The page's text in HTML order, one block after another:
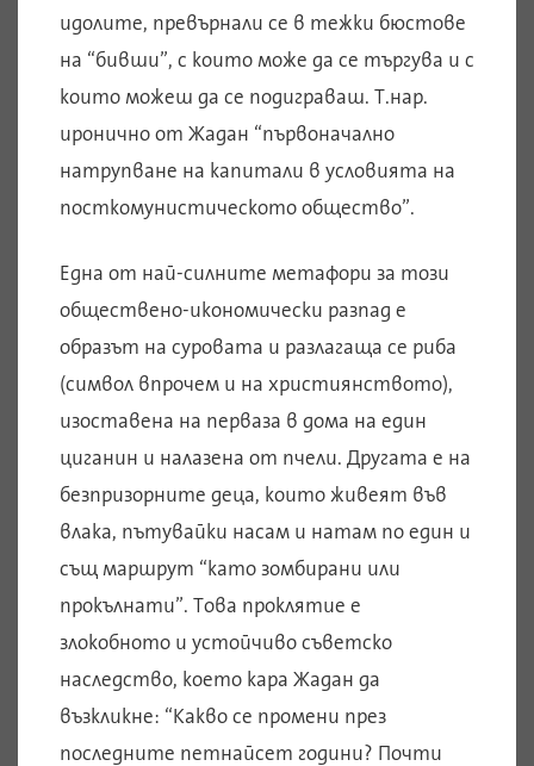
идолите, превърнали се в тежки бюстове
на “бивши”, с които може да се търгува и с
които можеш да се подиграваш. Т.нар.
иронично от Жадан “първоначално
натрупване на капитали в условията на
посткомунистическото общество”.
Една от най-силните метафори за този
обществено-икономически разпад е
образът на суровата и разлагаща се риба
(символ впрочем и на християнството),
изоставена на перваза в дома на един
циганин и налазена от пчели. Другата е на
безпризорните деца, които живеят във
влака, пътувайки насам и натам по един и
същ маршрут “като зомбирани или
прокълнати”. Това проклятие е
злокобното и устойчиво съветско
наследство, което кара Жадан да
възкликне: “Какво се промени през
последните петнайсет години? Почти